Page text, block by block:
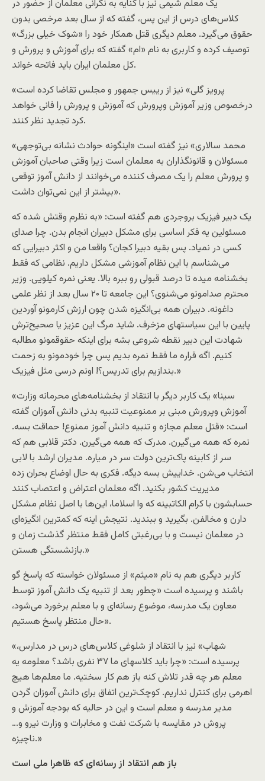
یک معلم شیمی نیز با کنایه به نگرانی معلمان از حضور در
کلاس‌های درس از این پس، گفته که از سال بعد مرخصی بدون
حقوق می‌گیرد. معلم دیگری قتل همکار خود را «شوک خیلی بزرگ»
توصیف کرده و کاربری به نام «ام» گفته که برای آموزش و پرورش و
کل معلمان ایران باید فاتحه خواند.
«پرویز گلی» نیز از رییس جمهور و مجلس تقاضا کرده است
درخصوص وزیر آموزش وپرورش که آموزش و پرورش را فانی خواهد
کرد تجدید نظر کنند.
«محمد سالاری» نیز گفته است «اینگونه حوادث نشانه بی‌توجهی
مسئولان و قانونگذاران به معلمان است زیرا وقتی صاحبان آموزش
و پرورش معلم را یک مصرف کننده می‌خوانند از دانش آموز توقعی
بیشتر از این نمی‌توان داشت».
یک دبیر فیزیک بروجردی هم گفته است: «به نظرم وقتش شده که
مسئولین یه فکر اساسی برای مشکل دبیران انجام بدن. چرا صدای
کسی در نمیاد. پس بقیه دبیرا کجان؟ واقعا من و اکثر دبیرایی که
می‌شناسم با این نظام آموزشی مشکل داریم. نظامی که فقط
بخشنامه میده تا درصد قبولی رو ببره بالا. یعنی نمره کیلویی. وزیر
محترم صدامونو می‌شنوی؟ این جامعه تا ۲۰ سال بعد از نظر علمی
داغونه. دبیران همه بی‌انگیزه شدن چون ارزش کارمونو آوردین
پایین با این سیاستهای مزخرف. شاید مرگ این عزیز یا صحیح‌ترش
شهادت این دبیر نقطه شروعی بشه برای اینکه حقوقمونو مطالبه
کنیم. اگه قراره ما فقط نمره بدیم پس چرا خودمونو به زحمت
بندازیم برای تدریس؟! اونم درسی مثل فیزیک.»
«سینا» یک کاربر دیگر با انتقاد از بخشنامه‌های محرمانه وزارت
آموزش وپرورش مبنی بر ممنوعیت تنبیه بدنی دانش آموزان گفته
است: «قتل معلم مجازه و تنبیه دانش آموز ممنوع! حماقت بسه.
نمره که همه می‌گیرن. مدرک که همه می‌گیرن. دکتر قلابی هم که
سر از کابینه پاک‌ترین دولت سر در میاره. مدیران ارشد با لابی
انتخاب می‌شن. خداییش بسه دیگه. فکری به حال اوضاع بحران زده
مدیریت کشور بکنید. اگه معلمان اعتراض و اعتصاب کنند
حسابشون با کرام الکاتبینه که وا اسلاما، این‌ها با اصل نظام مشکل
دارن و مخالفن. بگیرید و ببندید. نتیجش اینه که کمترین انگیزه‌ای
در معلمان نیست و با بی‌رغبتی کامل فقط منتظر گذشت زمان و
بازنشستگی هستن.»
کاربر دیگری هم به نام «میثم» از مسئولان خواسته که پاسخ گو
باشند و پرسیده است «چطور بعد از تنبیه یک دانش آموز توسط
معاون یک مدرسه، موضوع رسانه‌ای و با معلم برخورد می‌شود،
حال منتظر پاسخ هستیم».
«شهاب» نیز با انتقاد از شلوغی کلاس‌های درس در مدارس،
پرسیده است: «چرا باید کلاسهای ما ۳۷ نفری باشد؟ معلومه یه
معلم هر چه قدر تلاش کنه باز هم کار سختیه. ما معلم‌ها هیچ
اهرمی برای کنترل نداریم. کوچک‌ترین اتفاق برای دانش آموزان گردن
مدیر مدرسه و معلم است و این در حالیه که بودجه آموزش و
پروش در مقایسه با شرکت نفت و مخابرات و وزارت نیرو و…
ناچیزه.»
باز هم انتقاد از رسانه‌ای که ظاهرا ملی است